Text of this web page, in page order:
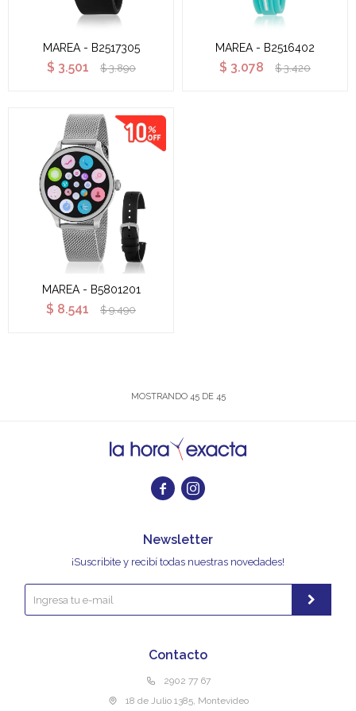
MAREA - B2517305
$ 3.501 $ 3.890
MAREA - B2516402
$ 3.078 $ 3.420
MAREA - B5801201
$ 8.541 $ 9.490
MOSTRANDO 45DE 45
 
Contacto
2902 77 67
18 de Julio 1385, Montevideo
Newsletter
¡Suscribite y recibí todas nuestras novedades!